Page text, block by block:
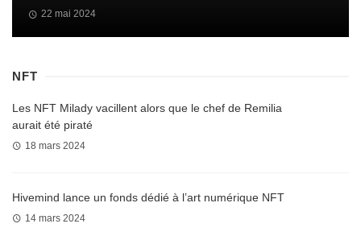
22 mai 2024
NFT
Les NFT Milady vacillent alors que le chef de Remilia
aurait été piraté
18 mars 2024
Hivemind lance un fonds dédié à l’art numérique NFT
14 mars 2024